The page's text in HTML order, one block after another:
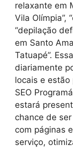
relaxante em
Vila Olímpia”,
“depilação
em Santo
Tatuapé”.
diariamente
locais e
SEO
estará
chance de
com páginas
serviço,